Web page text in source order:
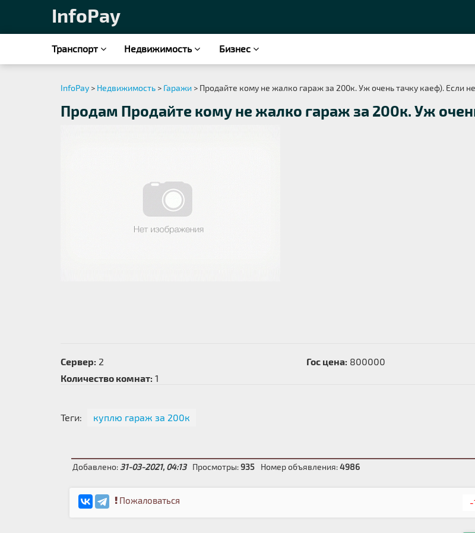
InfoPay
Транспорт Недвижимость Бизнес
InfoPay > Недвижимость > Гаражи > Продайте кому не жалко гараж за 200к. Уж очень тачку каеф). Если
Продам Продайте кому не жалко гараж за 200к. Уж
Сервер: 2
Количество комнат: 1
Гос цена: 800000
Теги: куплю гараж за 200к
Добавлено: 31-03-2021, 04:13 Просмотры:935 Номер объявления:4986
Пожаловаться -